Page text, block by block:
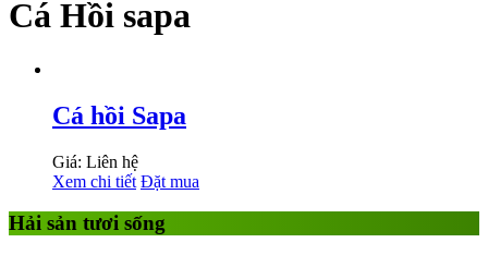
Cá Hồi sapa
Cá hồi Sapa
Giá: Liên hệ
Xem chi tiết Đặt mua
Hải sản tươi sống